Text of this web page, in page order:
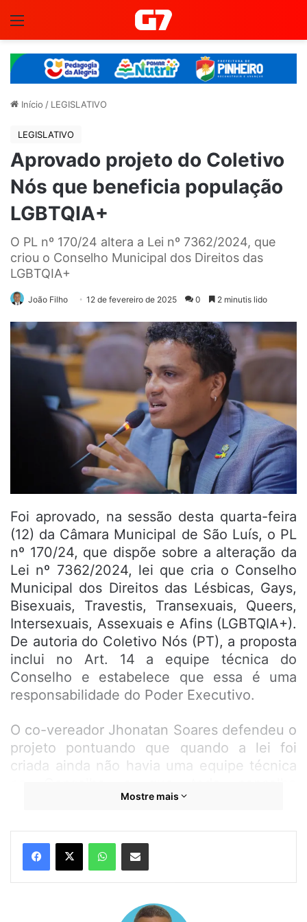
Início / LEGISLATIVO
LEGISLATIVO
Aprovado projeto do Coletivo
Nós que beneficia população
LGBTQIA+
O PL nº 170/24 altera a Lei nº 7362/2024, que
criou o Conselho Municipal dos Direitos das
LGBTQIA+
João Filho 12 de fevereiro de 2025 0 2 minutis lido
Foi aprovado, na sessão desta quarta-feira
(12) da Câmara Municipal de São Luís, o PL
nº 170/24, que dispõe sobre a alteração da
Lei nº 7362/2024, lei que cria o Conselho
Municipal dos Direitos das Lésbicas, Gays,
Bisexuais, Travestis, Transexuais, Queers,
Intersexuais, Assexuais e Afins (LGBTQIA+).
De autoria do Coletivo Nós (PT), a proposta
inclui no Art. 14 a equipe técnica do
Conselho e estabelece que essa é uma
responsabilidade do Poder Executivo.
O co-vereador Jhonatan Soares defendeu o
projeto pontuando que quando a lei foi
criada ainda não havia uma equipe técnica
municipal, a exemplo do Conselho
de responsabilidade do Executivo. “A lei
precisa garantir a funcionalidade desses
conselhos, para que possam se manter
criando despesa, nem fazendo segregação.
Mostre mais